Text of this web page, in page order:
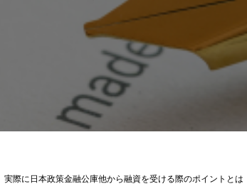
実際に日本政策金融公庫他から融資を受ける際のポイントとは